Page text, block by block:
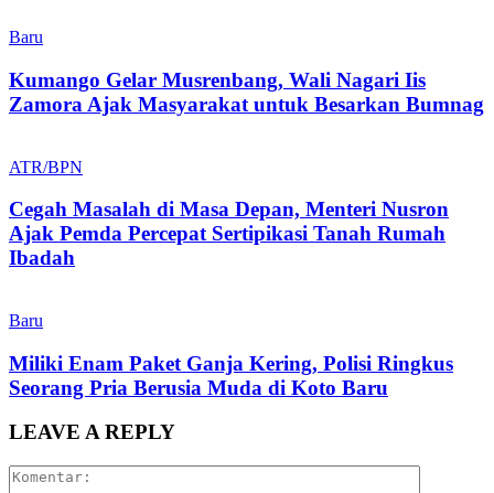
Baru
Kumango Gelar Musrenbang, Wali Nagari Iis
Zamora Ajak Masyarakat untuk Besarkan Bumnag
ATR/BPN
Cegah Masalah di Masa Depan, Menteri Nusron
Ajak Pemda Percepat Sertipikasi Tanah Rumah
Ibadah
Baru
Miliki Enam Paket Ganja Kering, Polisi Ringkus
Seorang Pria Berusia Muda di Koto Baru
LEAVE A REPLY